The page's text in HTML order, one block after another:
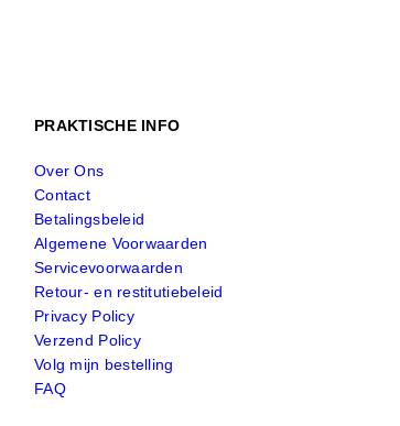
PRAKTISCHE INFO
Over Ons
Contact
Betalingsbeleid
Algemene Voorwaarden
Servicevoorwaarden
Retour- en restitutiebeleid
Privacy Policy
Verzend Policy
Volg mijn bestelling
FAQ